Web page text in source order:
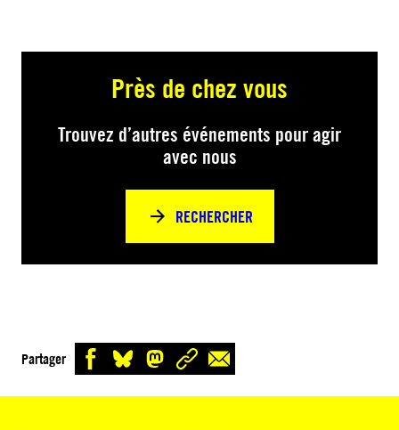
Près de chez vous
Trouvez d’autres événements pour agir
avec nous
RECHERCHER
Partager